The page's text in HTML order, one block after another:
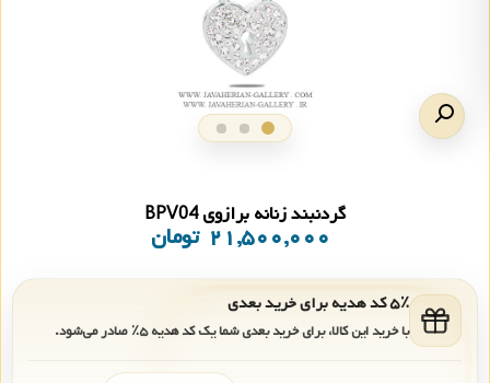
گردنبند زنانه برازوی BPV04
۲۱,۵۰۰,۰۰۰ تومان
۵٪ کد هدیه برای خرید بعدی
با خرید این کالا، برای خرید بعدی شما یک کد هدیه۵٪ صادر می‌شود.